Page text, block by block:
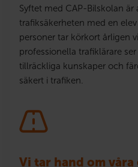
Syftet med CAP-Bilskolan är
trafiksäkerheten med en
personer tar körkort årligen
professionella trafiklärare
tillräckliga kunskaper och
säkert i trafiken.
Vi tar hand om våra